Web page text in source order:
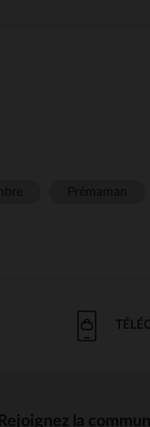
Rejoignez la